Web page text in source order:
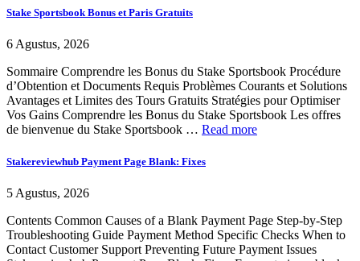
Stake Sportsbook Bonus et Paris Gratuits
6 Agustus, 2026
Sommaire Comprendre les Bonus du Stake Sportsbook Procédure
d’Obtention et Documents Requis Problèmes Courants et Solutions
Avantages et Limites des Tours Gratuits Stratégies pour Optimiser
Vos Gains Comprendre les Bonus du Stake Sportsbook Les offres
de bienvenue du Stake Sportsbook … Read more
Stakereviewhub Payment Page Blank: Fixes
5 Agustus, 2026
Contents Common Causes of a Blank Payment Page Step-by-Step
Troubleshooting Guide Payment Method Specific Checks When to
Contact Customer Support Preventing Future Payment Issues